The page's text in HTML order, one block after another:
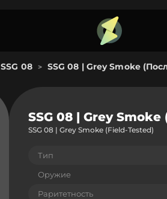
SSG 08 > SSG 08 | Grey Smoke
SSG 08 | Grey
SSG 08 | Grey Smoke (Field-Tested)
Тип
Оружие
Раритетность